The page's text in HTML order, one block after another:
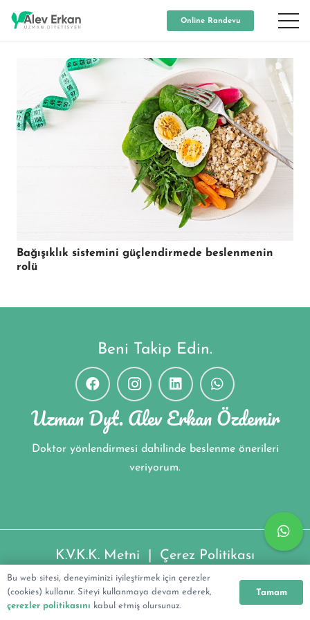
Online Randevu
Bağışıklık sistemini güçlendirmede beslenmenin
rolü
Beni Takip Edin.
Uzman Dyt. Alev Erkan Özdemir
Doktor yönlendirmesi dahilinde beslenme önerileri
veriyorum.
K.V.K.K. Metni Çerez Politikası
Uzman Dyt. Alev Erkan Özdemir ©2022
Bu web sitesi, deneyiminizi iyileştirmek için çerezler
(cookies) kullanır. Siteyi kullanmaya devam ederek,
çerezler politikasını kabul etmiş olursunuz.
Tamam